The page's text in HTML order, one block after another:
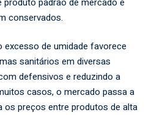
conservados.
de umidade favorece
sanitários em diversas
defensivos e reduzindo a
casos, o mercado passa a
preços entre produtos de alta